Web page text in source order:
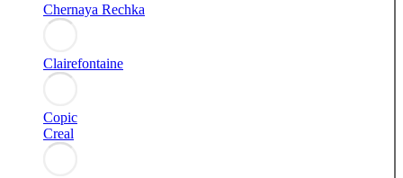
Chernaya Rechka
Clairefontaine
Copic
Creal